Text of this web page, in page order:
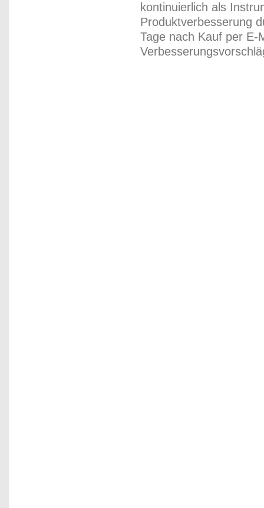
kontinuierlich als
Produktverbesserung
Tage nach Kauf per E-